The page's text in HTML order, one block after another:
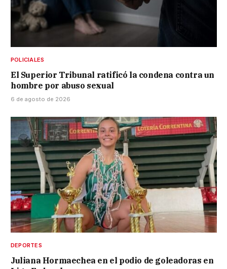
POLICIALES
El Superior Tribunal ratificó la condena contra un
hombre por abuso sexual
6 de agosto de 2026
DEPORTES
Juliana Hormaechea en el podio de goleadoras en